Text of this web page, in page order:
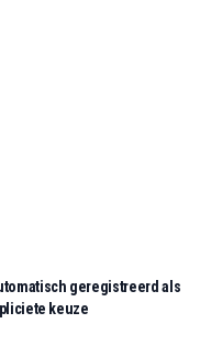
geregistreerd als
keuze